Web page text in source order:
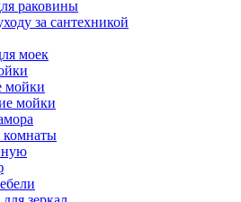
раковины
за сантехникой
моек
мойки
мойки
комнаты